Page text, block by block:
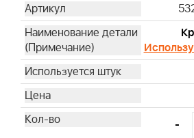
-